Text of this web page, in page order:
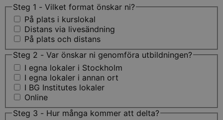
Steg 1 - Vilket format önskar ni?
På plats i kurslokal
Distans via livesändning
På plats och distans
Steg 2 - Var önskar ni genomföra utbildningen?
I egna lokaler i Stockholm
I egna lokaler i annan ort
I BG Institutes lokaler
Online
Steg 3 - Hur många kommer att delta?